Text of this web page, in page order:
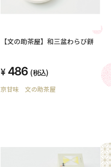
【文の助茶屋】和三盆わらび餅
486 (税込)
京甘味 文の助茶屋